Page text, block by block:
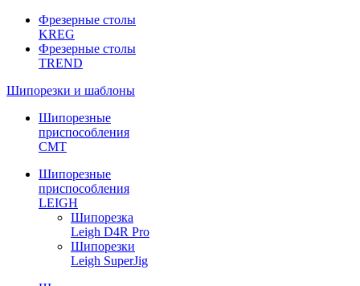
Фрезерные столы
KREG
Фрезерные столы
TREND
Шипорезки и шаблоны
Шипорезные
приспособления
CMT
Шипорезные
приспособления
LEIGH
Шипорезка
Leigh D4R Pro
Шипорезки
Leigh SuperJig